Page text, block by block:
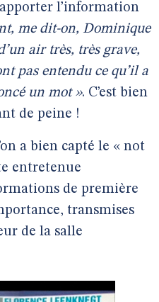
l’information
me dit-on, Dominique
air très, très grave,
pas entendu ce qu’il a
un mot ». C’est bien
de peine !
a bien capté le « not
entretenue
de première
transmises
de la salle